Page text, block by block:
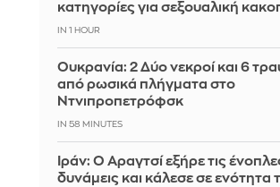
κατηγορίες για σεξουαλική
IN 1 HOUR
Ουκρανία: 2 Δύο νεκροί και 6
από ρωσικά πλήγματα στο
Ντνιπροπετρόφσκ
IN 58 MINUTES
Ιράν: Ο Αραγτσί εξήρε τις
δυνάμεις και κάλεσε σε ενότητα